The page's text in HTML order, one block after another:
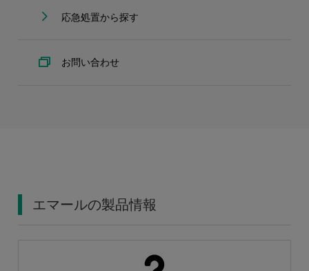
応急処置から探す
お問い合わせ
エマールの製品情報